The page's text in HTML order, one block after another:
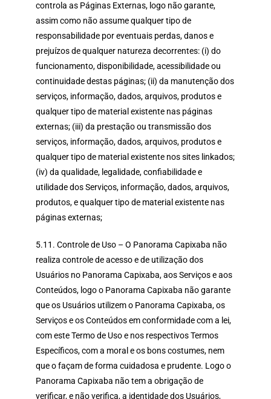
controla as Páginas Externas, logo não garante,
assim como não assume qualquer tipo de
responsabilidade por eventuais perdas, danos e
prejuízos de qualquer natureza decorrentes: (i) do
funcionamento, disponibilidade, acessibilidade ou
continuidade destas páginas; (ii) da manutenção dos
serviços, informação, dados, arquivos, produtos e
qualquer tipo de material existente nas páginas
externas; (iii) da prestação ou transmissão dos
serviços, informação, dados, arquivos, produtos e
qualquer tipo de material existente nos sites linkados;
(iv) da qualidade, legalidade, confiabilidade e
utilidade dos Serviços, informação, dados, arquivos,
produtos, e qualquer tipo de material existente nas
páginas externas;
5.11. Controle de Uso – O Panorama Capixaba não
realiza controle de acesso e de utilização dos
Usuários no Panorama Capixaba, aos Serviços e aos
Conteúdos, logo o Panorama Capixaba não garante
que os Usuários utilizem o Panorama Capixaba, os
Serviços e os Conteúdos em conformidade com a lei,
com este Termo de Uso e nos respectivos Termos
Específicos, com a moral e os bons costumes, nem
que o façam de forma cuidadosa e prudente. Logo o
Panorama Capixaba não tem a obrigação de
verificar, e não verifica, a identidade dos Usuários,